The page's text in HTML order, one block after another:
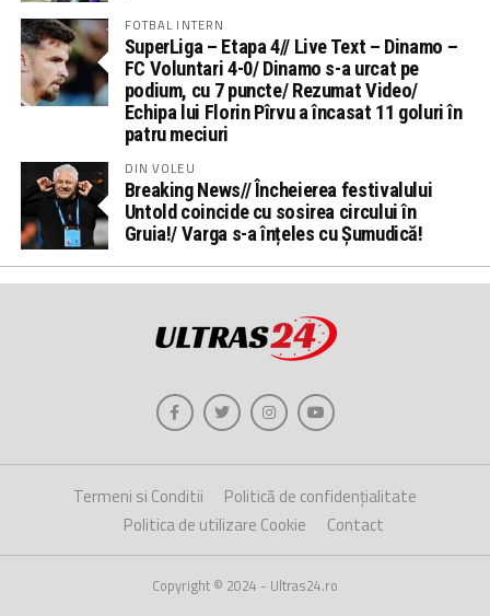
FOTBAL INTERN
SuperLiga – Etapa 4// Live Text – Dinamo –
FC Voluntari 4-0/ Dinamo s-a urcat pe
podium, cu 7 puncte/ Rezumat Video/
Echipa lui Florin Pîrvu a încasat 11 goluri în
patru meciuri
DIN VOLEU
Breaking News// Încheierea festivalului
Untold coincide cu sosirea circului în
Gruia!/ Varga s-a înțeles cu Șumudică!
Termeni si Conditii
Politică de confidențialitate
Politica de utilizare Cookie
Contact
Copyright © 2024 - Ultras24.ro